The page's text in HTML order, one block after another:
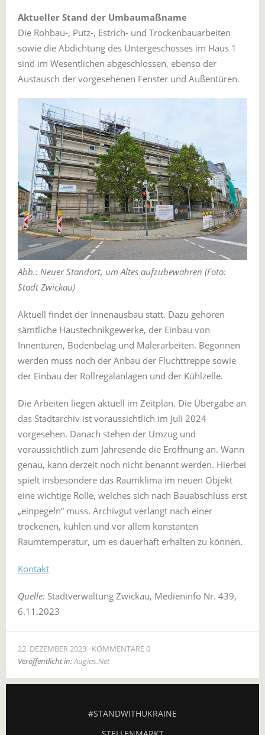
Aktueller Stand der Umbaumaßname
Die Rohbau-, Putz-, Estrich- und Trockenbauarbeiten
sowie die Abdichtung des Untergeschosses im Haus 1
sind im Wesentlichen abgeschlossen, ebenso der
Austausch der vorgesehenen Fenster und Außentüren.
Abb.: Neuer Standort, um Altes aufzubewahren (Foto:
Stadt Zwickau)
Aktuell findet der Innenausbau statt. Dazu gehören
sämtliche Haustechnikgewerke, der Einbau von
Innentüren, Bodenbelag und Malerarbeiten. Begonnen
werden muss noch der Anbau der Fluchttreppe sowie
der Einbau der Rollregalanlagen und der Kühlzelle.
Die Arbeiten liegen aktuell im Zeitplan. Die Übergabe an
das Stadtarchiv ist voraussichtlich im Juli 2024
vorgesehen. Danach stehen der Umzug und
voraussichtlich zum Jahresende die Eröffnung an. Wann
genau, kann derzeit noch nicht benannt werden. Hierbei
spielt insbesondere das Raumklima im neuen Objekt
eine wichtige Rolle, welches sich nach Bauabschluss erst
„einpegeln“ muss. Archivgut verlangt nach einer
trockenen, kühlen und vor allem konstanten
Raumtemperatur, um es dauerhaft erhalten zu können.
Kontakt
Quelle: Stadtverwaltung Zwickau, Medieninfo Nr. 439,
6.11.2023
22. DEZEMBER 2023 KOMMENTARE 0
Veröffentlicht in:Augias.Net
#STANDWITHUKRAINE